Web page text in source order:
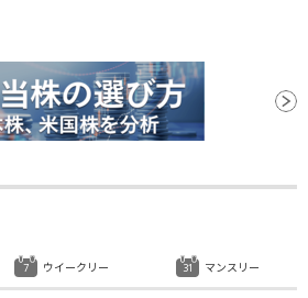
ウイークリー マンスリー